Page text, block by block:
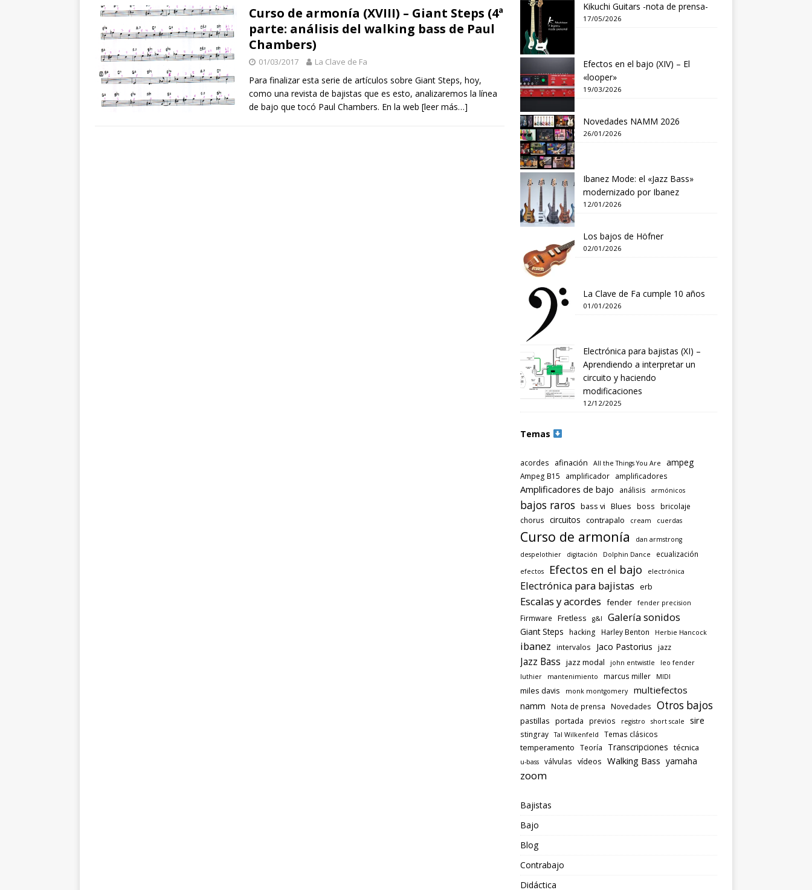
Curso de armonía (XVIII) – Giant Steps (4ª
parte: análisis del walking bass de Paul
Chambers)
01/03/2017 La Clave de Fa
Para finalizar esta serie de artículos sobre Giant Steps, hoy,
como una revista de bajistas que es esto, analizaremos la línea
de bajo que tocó Paul Chambers. En la web [leer más…]
Kikuchi Guitars -nota de prensa-
17/05/2026
Efectos en el bajo (XIV) – El
«looper»
19/03/2026
Novedades NAMM 2026
26/01/2026
Ibanez Mode: el «Jazz Bass»
modernizado por Ibanez
12/01/2026
Los bajos de Höfner
02/01/2026
La Clave de Fa cumple 10 años
01/01/2026
Electrónica para bajistas (XI) –
Aprendiendo a interpretar un
circuito y haciendo
modificaciones
12/12/2025
Temas
acordes afinación All the Things You Are ampeg
Ampeg B15 amplificador amplificadores
Amplificadores de bajo análisis armónicos
bajos raros bass vi Blues boss
bricolaje
chorus
circuitos contrapalo cream cuerdas
Curso de armonía
dan armstrong
despelothier
digitación Dolphin Dance ecualización
efectos Efectos en el bajo electrónica
Electrónica para bajistas erb
Escalas y acordes fender fender precision
Firmware Fretless g&l Galería sonidos
Giant Steps hacking Harley Benton Herbie Hancock
ibanez intervalos Jaco Pastorius jazz
Jazz Bass jazz modal john entwistle
leo fender
luthier
mantenimiento marcus miller MIDI
miles davis monk montgomery multiefectos
namm Nota de prensa Novedades Otros bajos
pastillas portada previos registro short scale sire
stingray Tal Wilkenfeld Temas clásicos
temperamento Teoría Transcripciones técnica
u-bass válvulas vídeos Walking Bass yamaha
zoom
Bajistas
Bajo
Blog
Contrabajo
Didáctica